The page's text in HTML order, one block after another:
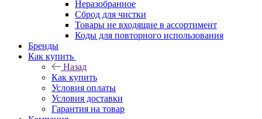
Неразобранное
Сброд для чистки
Товары не входящие в ассортимент
Коды для повторного использования
Бренды
Как купить
Назад
Как купить
Условия оплаты
Условия доставки
Гарантия на товар